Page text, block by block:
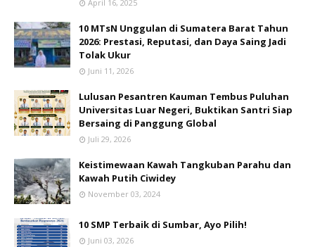
April 16, 2025
10 MTsN Unggulan di Sumatera Barat Tahun
2026: Prestasi, Reputasi, dan Daya Saing Jadi
Tolak Ukur
Juni 11, 2026
Lulusan Pesantren Kauman Tembus Puluhan
Universitas Luar Negeri, Buktikan Santri Siap
Bersaing di Panggung Global
Juli 29, 2026
Keistimewaan Kawah Tangkuban Parahu dan
Kawah Putih Ciwidey
November 03, 2024
10 SMP Terbaik di Sumbar, Ayo Pilih!
Juni 03, 2026